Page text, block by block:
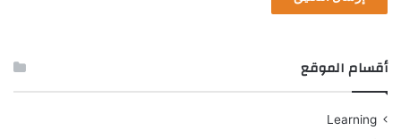
أقسام الموقع
Learning